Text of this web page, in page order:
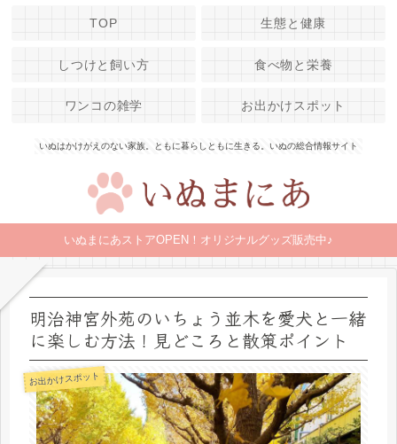
いぬはかけがえのない家族。ともに暮らしともに生きる。いぬの総合情報サイト
TOP 生態と健康
しつけと飼い方 食べ物と栄養
ワンコの雑学 お出かけスポット
いぬまにあストアOPEN！オリジナルグッズ販売中♪
明治神宮外苑のいちょう並木を愛犬と一緒
に楽しむ方法！見どころと散策ポイント
お出かけスポット